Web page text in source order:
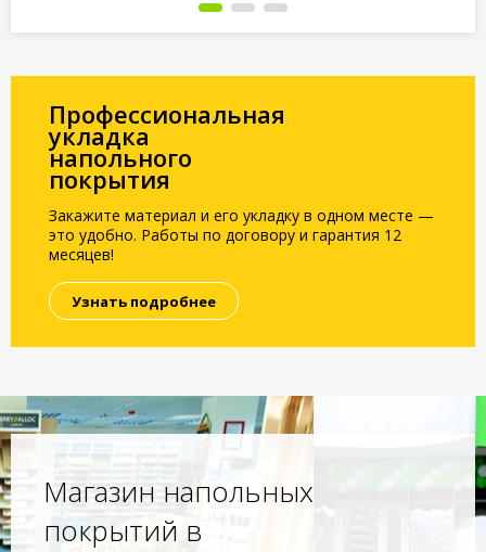
Профессиональная
укладка
напольного
покрытия
Закажите материал и его укладку в одном месте —
это удобно. Работы по договору и гарантия 12
месяцев!
Узнать подробнее
Магазин напольных
покрытий в